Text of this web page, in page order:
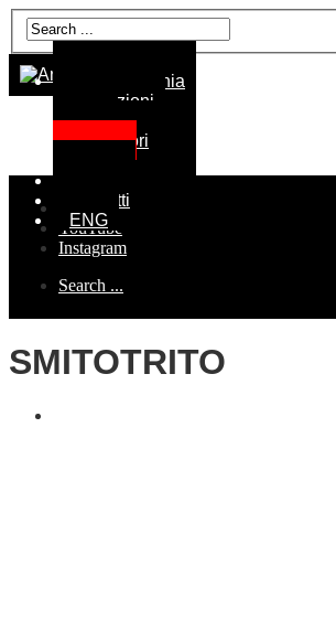
La Compagnia
Produzioni
Date
Laboratori
Contatti
ENG
Facebook
YouTube
Instagram
Search ...
SMITOTRITO